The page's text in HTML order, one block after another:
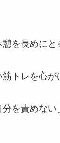
を長めにと
トレを心が
を責めない